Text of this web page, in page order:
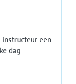
instructeur een
dag